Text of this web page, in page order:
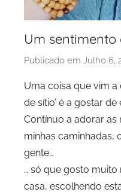
Um
Publicado em Julho 6,
Uma coisa que vim a
de sítio’ é a gostar
Contínuo a adorar as
minhas caminhadas,
gente…
… só que gosto muito
casa, escolhendo